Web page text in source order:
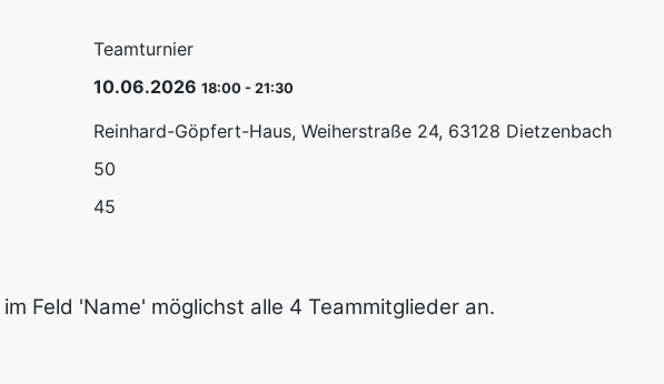
Teamturnier
10.06.2026 18:00- 21:30
Reinhard-Göpfert-Haus, Weiherstraße 24, 63128 Dietzenbach
50
45
Feld 'Name' möglichst alle 4 Teammitglieder an.